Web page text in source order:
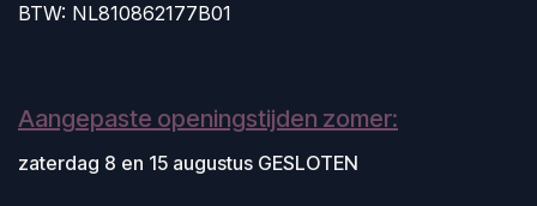
BTW: NL810862177B01
Aangepaste openingstijden zomer:
zaterdag 8 en 15 augustus GESLOTEN